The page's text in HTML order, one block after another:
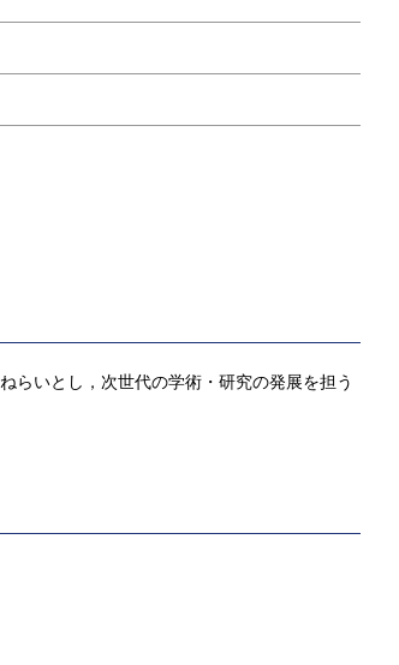
らいとし，次世代の学術・研究の発展を担う